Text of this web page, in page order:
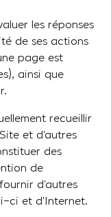
les réponses
de ses actions
page est
ainsi que
recueillir
et d’autres
des
de
d’autres
ci et d’Internet.